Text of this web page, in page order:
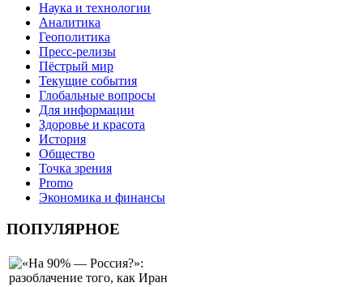
Наука и технологии
Аналитика
Геополитика
Пресс-релизы
Пёстрый мир
Текущие события
Глобальные вопросы
Для информации
Здоровье и красота
История
Общество
Точка зрения
Promo
Экономика и финансы
ПОПУЛЯРНОЕ